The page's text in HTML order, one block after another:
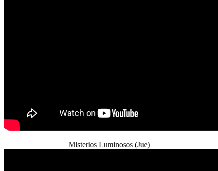
Misterios Luminosos (Jue)